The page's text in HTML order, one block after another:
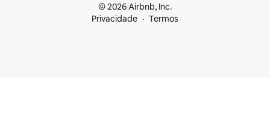
© 2026 Airbnb, Inc.
Privacidade
Termos